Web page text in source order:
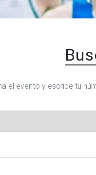
el evento y escribe tu